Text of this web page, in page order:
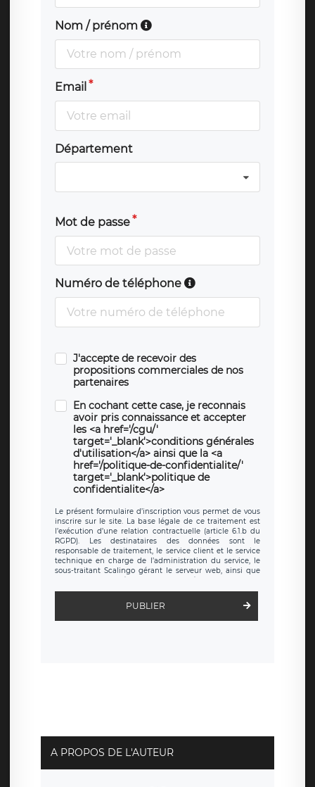
Nom / prénom
Email
Département
Mot de passe
Numéro de téléphone
J'accepte de recevoir des
propositions commerciales de nos
partenaires
En cochant cette case, je reconnais
avoir pris connaissance et accepter
les <a href='/cgu/'
target='_blank'>conditions générales
d'utilisation</a> ainsi que la <a
href='/politique-de-confidentialite/'
target='_blank'>politique de
confidentialite</a>
Le présent formulaire d’inscription vous permet de vous
inscrire sur le site. La base légale de ce traitement est
l’exécution d’une relation contractuelle (article 6.1.b du
RGPD). Les destinataires des données sont le
responsable de traitement, le service client et le service
technique en charge de l’administration du service, le
sous-traitant Scalingo gérant le serveur web, ainsi que
toute personne légalement autorisée. Le formulaire
d’inscription est hébergé sur un serveur hébergé par
clauses de
protection conformes au RGPD
. Les données collectées
sont conservées jusqu’à ce que l’Internaute en sollicite la
rue Léopold Sédar Senghor, joignable à l’adresse mail :
responsabledetraitement@legavox.fr. Vous avez
également le droit d’introduire une réclamation auprès
d’une autorité de contrôle.
PUBLIER
A PROPOS DE L'AUTEUR